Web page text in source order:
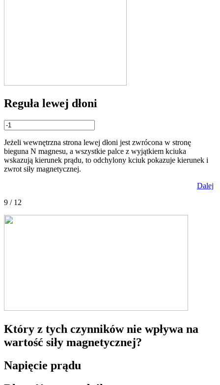
Reguła lewej dłoni
Jeżeli wewnętrzna strona lewej dłoni jest zwrócona w stronę
bieguna N magnesu, a wszystkie palce z wyjątkiem kciuka
wskazują kierunek prądu, to odchylony kciuk pokazuje kierunek i
zwrot siły magnetycznej.
Dalej
9 / 12
Który z tych czynników nie wpływa na
wartość siły magnetycznej?
Napięcie prądu